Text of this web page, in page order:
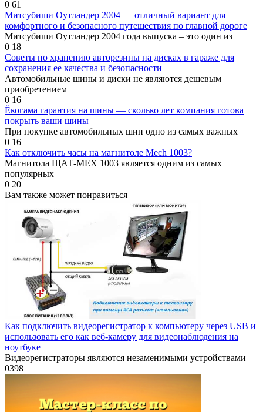
0 61
Митсубиши Оутландер 2004 — отличный вариант для
комфортного и безопасного путешествия по главной дороге
Митсубиши Оутландер 2004 года выпуска – это один из
0 18
Советы по хранению авторезины на дисках в гараже для
сохранения ее качества и безопасности
Автомобильные шины и диски не являются дешевым
приобретением
0 16
Ёкогама гарантия на шины — сколько лет компания готова
покрыть ваши шины
При покупке автомобильных шин одно из самых важных
0 16
Как отключить часы на магнитоле Mech 1003?
Магнитола ЩАТ-МЕХ 1003 является одним из самых
популярных
0 20
Вам также может понравиться
Как подключить видеорегистратор к компьютеру через USB и
использовать его как веб-камеру для видеонаблюдения на
ноутбуке
Видеорегистраторы являются незаменимыми устройствами
0398